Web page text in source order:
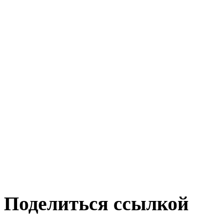
Поделиться ссылкой